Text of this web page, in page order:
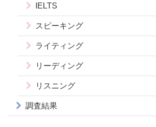
IELTS
スピーキング
ライティング
リーディング
リスニング
調査結果